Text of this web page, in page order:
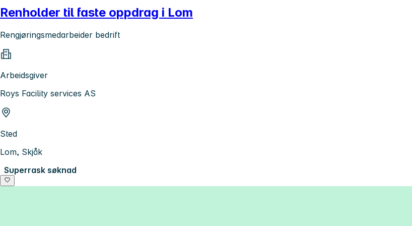
Renholder til faste oppdrag i Lom
Rengjøringsmedarbeider bedrift
Arbeidsgiver
Roys Facility services AS
Sted
Lom, Skjåk
Superrask søknad